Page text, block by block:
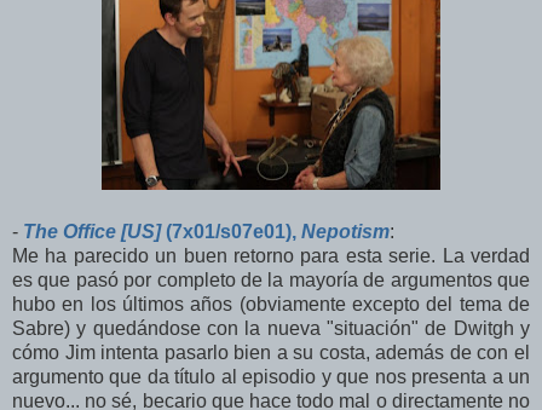
- The Office [US](7x01/s07e01), Nepotism:
Me ha parecido un buen retorno para esta serie. La verdad
es que pasó por completo de la mayoría de argumentos que
hubo en los últimos años (obviamente excepto del tema de
Sabre) y quedándose con la nueva "situación" de Dwitgh y
cómo Jim intenta pasarlo bien a su costa, además de con el
argumento que da título al episodio y que nos presenta a un
nuevo... no sé, becario que hace todo mal o directamente no